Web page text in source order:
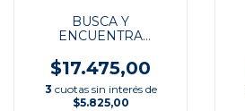
BUSCA Y
ENCUENTRA
OCÉANO
$17.475,00
3 cuotas sin interés de
$5.825,00